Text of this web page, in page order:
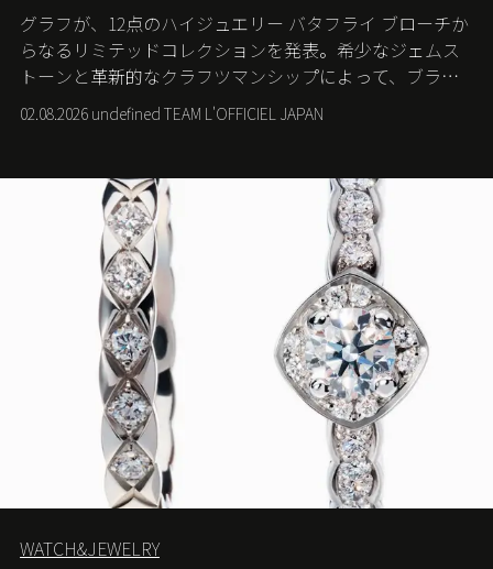
グラフが、12点のハイジュエリー バタフライ ブローチか
らなるリミテッドコレクションを発表。希少なジェムス
トーンと革新的なクラフツマンシップによって、ブラン
ドを象徴するバタフライに新たな生命を吹き込む。
02.08.2026 undefined TEAM L'OFFICIEL JAPAN
WATCH&JEWELRY